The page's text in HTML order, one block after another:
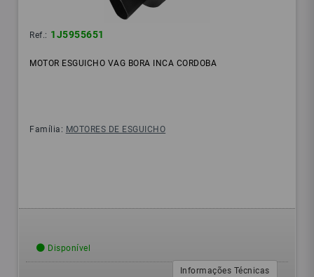
Ref.: 1J5955651
MOTOR ESGUICHO VAG BORA INCA CORDOBA
Família: MOTORES DE ESGUICHO
Disponível
Informações Técnicas